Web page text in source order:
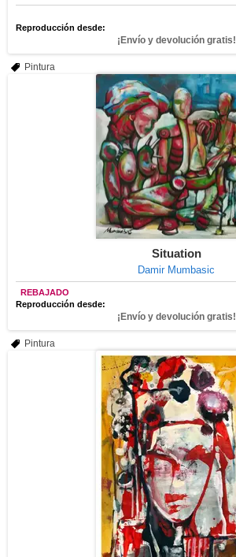
Reproducción desde:
¡Envío y devolución gratis!
Pintura
Situation
Damir Mumbasic
REBAJADO
Reproducción desde:
¡Envío y devolución gratis!
Pintura